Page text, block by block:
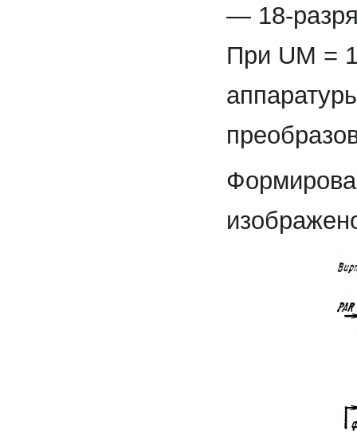
— 18-
При UM =